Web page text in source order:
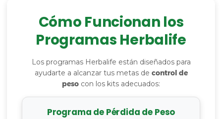
Cómo Funcionan los
Programas Herbalife
Los programas Herbalife están diseñados para
ayudarte a alcanzar tus metas de control de
peso con los kits adecuados:
Programa de Pérdida de Peso